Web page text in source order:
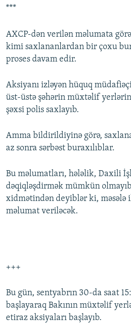
***
AXCP-dən verilən məlumata
kimi saxlananlardan bir çoxu
proses davam edir.
Aksiyanı izləyən hüquq
üst-üstə şəhərin müxtəlif
şəxsi polis saxlayıb.
Amma bildirildiyinə görə,
az sonra sərbəst buraxılıblar.
Bu məlumatları, hələlik, Daxili
dəqiqləşdirmək mümkün
xidmətindən deyiblər ki, məsələ
məlumat veriləcək.
+++
Bu gün, sentyabrın 30-da saat
başlayaraq Bakının müxtəlif
etiraz aksiyaları başlayıb.